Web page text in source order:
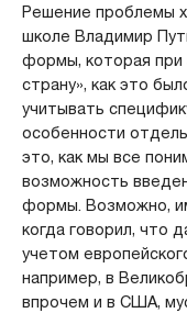
Решение проблемы
школе Владимир
формы, которая
страну», как это
учитывать
особенности
это, как мы все
возможность
формы. Возможно,
когда говорил, что
учетом
например, в
впрочем и в США,